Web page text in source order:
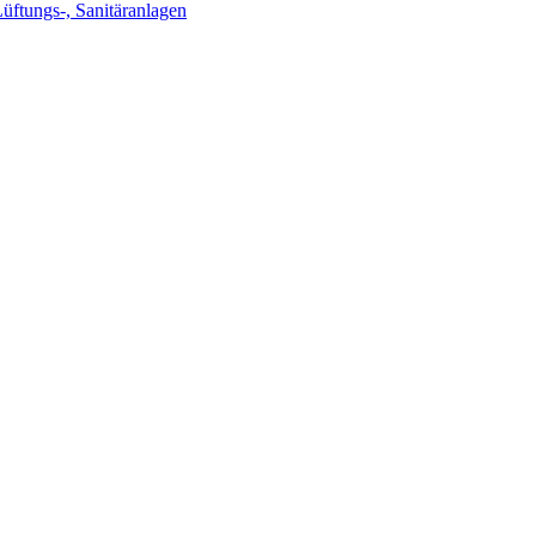
, Sanitäranlagen